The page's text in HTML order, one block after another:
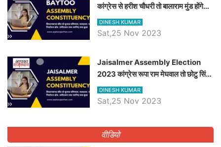
कांग्रेस से हरीश चौधरी तो बालाराम मुंड होंगे
भाजपा उम्मीदवार, जानिये बायतू विधानसभा
सीट के ताजा समीकरण
DINESH KUMAR
Sat,25 Nov 2023
​​​​​​​Jaisalmer Assembly Election
2023 कांग्रेस रूपा राम मेघवाल तो छोटु सिंह
भाटी होंगे भाजपा उम्मीदवार, जानिये जैसलमेर
विधानसभा सीट के ताजा समीकरण
DINESH KUMAR
Sat,25 Nov 2023
वीडियो